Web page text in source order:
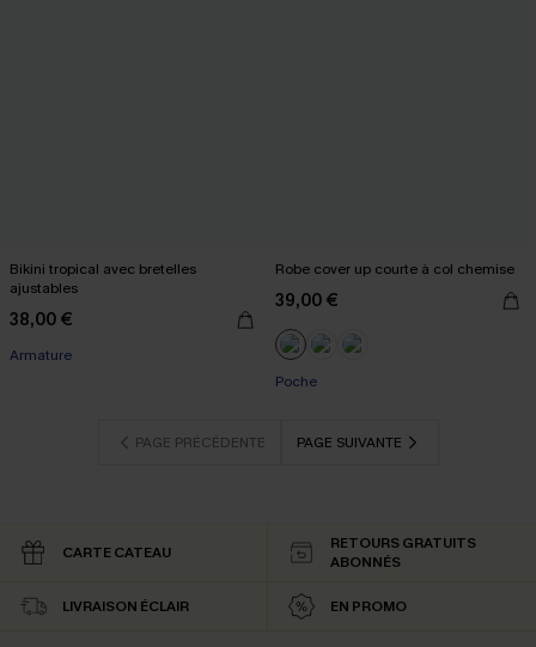
Bikini tropical avec bretelles
ajustables
38,00 €
Armature
Robe cover up courte à col chemise
39,00 €
Poche
PAGE PRÉCÉDENTE PAGE SUIVANTE
CARTE CATEAU
RETOURS GRATUITS
ABONNÉS
LIVRAISON ÉCLAIR EN PROMO